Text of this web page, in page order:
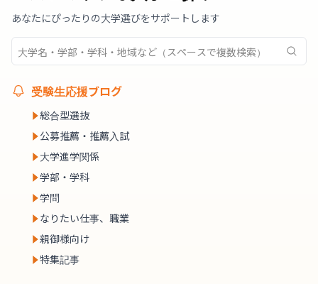
あなたにぴったりの大学選びをサポートします
受験生応援ブログ
総合型選抜
公募推薦・推薦入試
大学進学関係
学部・学科
学問
なりたい仕事、職業
親御様向け
特集記事